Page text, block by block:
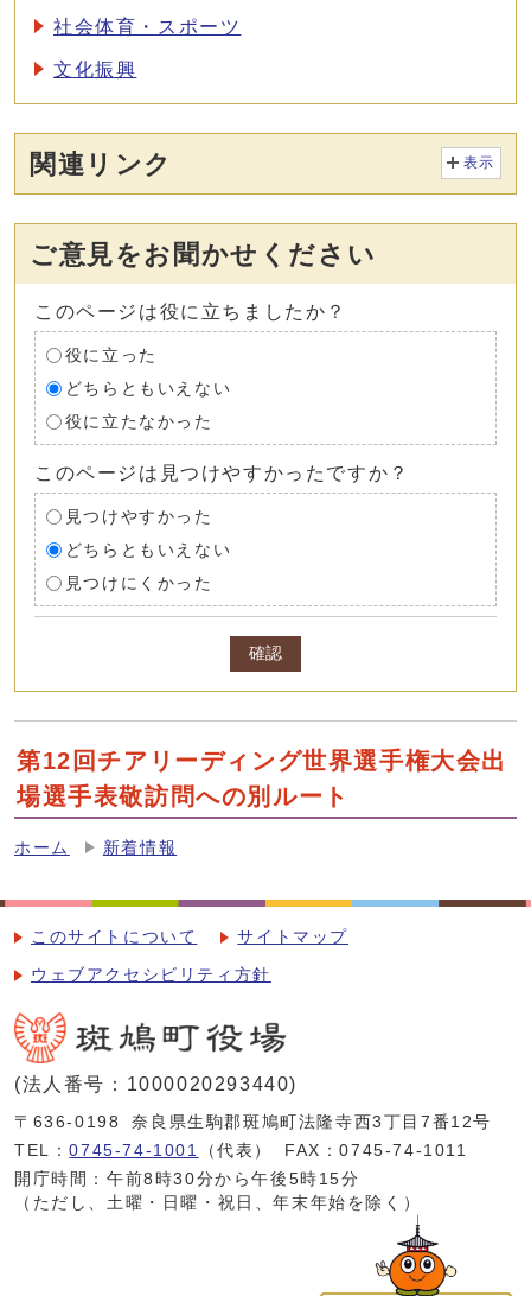
社会体育・スポーツ
文化振興
関連リンク 表示
ご意見をお聞かせください
このページは役に立ちましたか？
役に立った
どちらともいえない
役に立たなかった
このページは見つけやすかったですか？
見つけやすかった
どちらともいえない
見つけにくかった
確認
第12回チアリーディング世界選手権大会出
場選手表敬訪問への別ルート
ホーム 新着情報
このサイトについて サイトマップ
ウェブアクセシビリティ方針
(法人番号：1000020293440)
〒636-0198
奈良県生駒郡斑鳩町法隆寺西3丁目7番12号
TEL：0745-74-1001 （代表）
FAX：0745-74-1011
開庁時間：午前8時30分から午後5時15分
（ただし、土曜・日曜・祝日、年末年始を除く）